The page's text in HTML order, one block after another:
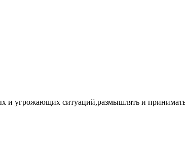
угрожающих ситуаций,размышлять и